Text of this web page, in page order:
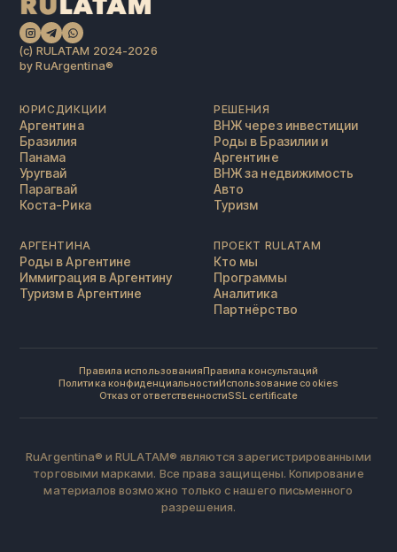
(c) RULATAM 2024-2026
by RuArgentina®️
ЮРИСДИКЦИИ
Аргентина
Бразилия
Панама
Уругвай
Парагвай
Коста-Рика
РЕШЕНИЯ
ВНЖ через инвестиции
Роды в Бразилии и
Аргентине
ВНЖ за недвижимость
Авто
Туризм
АРГЕНТИНА
Роды в Аргентине
Иммиграция в Аргентину
Туризм в Аргентине
ПРОЕКТ RULATAM
Кто мы
Программы
Аналитика
Партнёрство
Правила использованияПравила консультаций
Политика конфиденциальностиИспользование cookies
Отказ от ответственностиSSL certificate
RuArgentina® и RULATAM® являются зарегистрированными
торговыми марками. Все права защищены. Копирование
материалов возможно только с нашего письменного
разрешения.